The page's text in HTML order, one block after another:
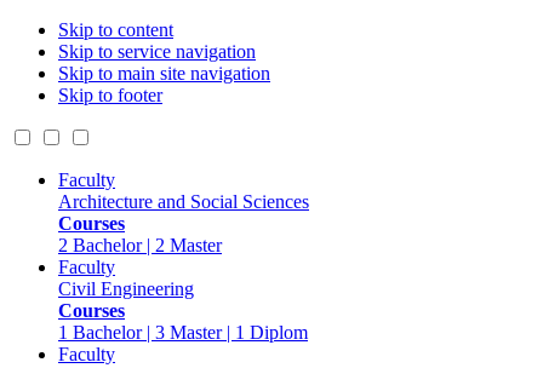
Skip to content
Skip to service navigation
Skip to main site navigation
Skip to footer
Faculty
Architecture and Social Sciences
Courses
2 Bachelor | 2 Master
Faculty
Civil Engineering
Courses
1 Bachelor | 3 Master | 1 Diplom
Faculty